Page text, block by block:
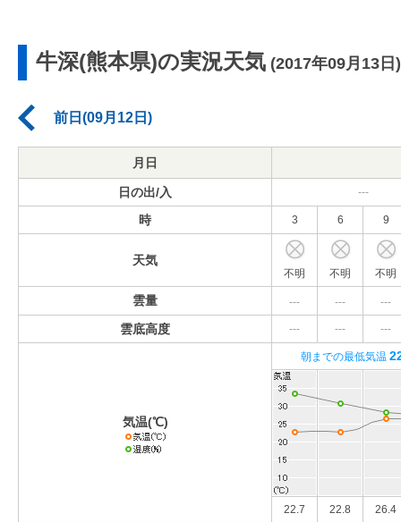
牛深(熊本県)の実況天気 (2017年09月13日)
前日(09月12日)
月日
日の出/入 ---
時 3 6 9
天気
不明 不明 不明
雲量 --- --- ---
雲底高度 --- --- ---
気温(℃)
朝までの最低気温
22.7 22.8 26.4